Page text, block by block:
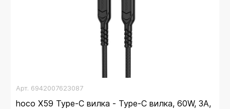
Арт. 6942007623087
hoco X59 Type-C вилка - Type-C вилка, 60W, 3A,